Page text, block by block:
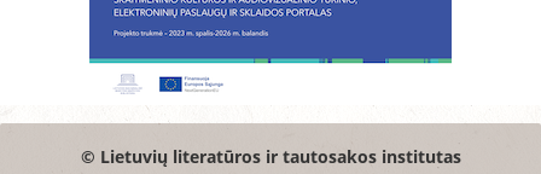
© Lietuvių literatūros ir tautosakos institutas